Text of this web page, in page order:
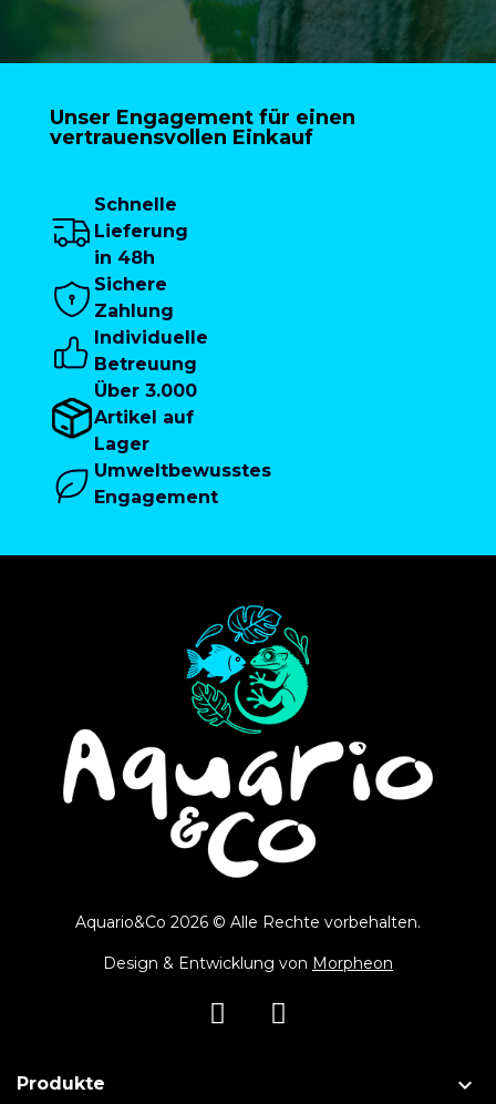
Unser Engagement für einen
vertrauensvollen Einkauf
Schnelle
Lieferung
in 48h
Sichere
Zahlung
Individuelle
Betreuung
Über 3.000
Artikel auf
Lager
Umweltbewusstes
Engagement
Aquario&Co 2026 © Alle Rechte vorbehalten.
Design & Entwicklung von Morpheon
Produkte 